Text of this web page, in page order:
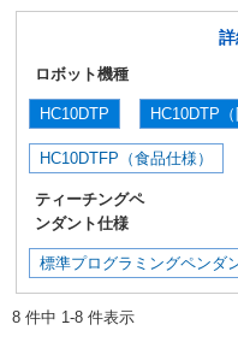
ロボット機種
HC10DTP HC10DTP
HC10DTFP（食品仕様）
ティーチングペ
ンダント仕様
標準プログラミングペンダ
8 件中 1-8 件表示